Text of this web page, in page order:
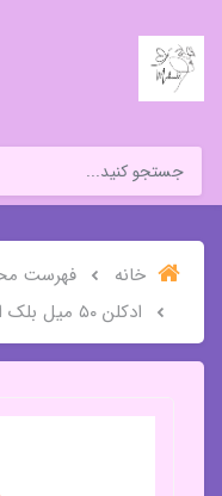
خانه
فهرست
ادکلن ۵۰ میل بلک اینک، رایحه لالیک انکر نویر